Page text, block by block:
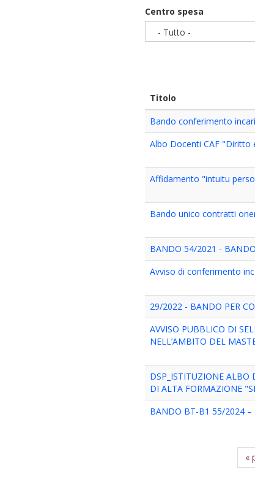
Centro spesa
- Tutto -
Titolo
Bando conferimento
Albo Docenti CAF "Diritto
Affidamento "intuitu
Bando unico contratti
BANDO 54/2021 -
Avviso di conferimento
29/2022 - BANDO PER
AVVISO PUBBLICO DI
NELL’AMBITO DEL
DSP_ISTITUZIONE ALBO
DI ALTA FORMAZIONE
BANDO BT-B1 55/2024
«